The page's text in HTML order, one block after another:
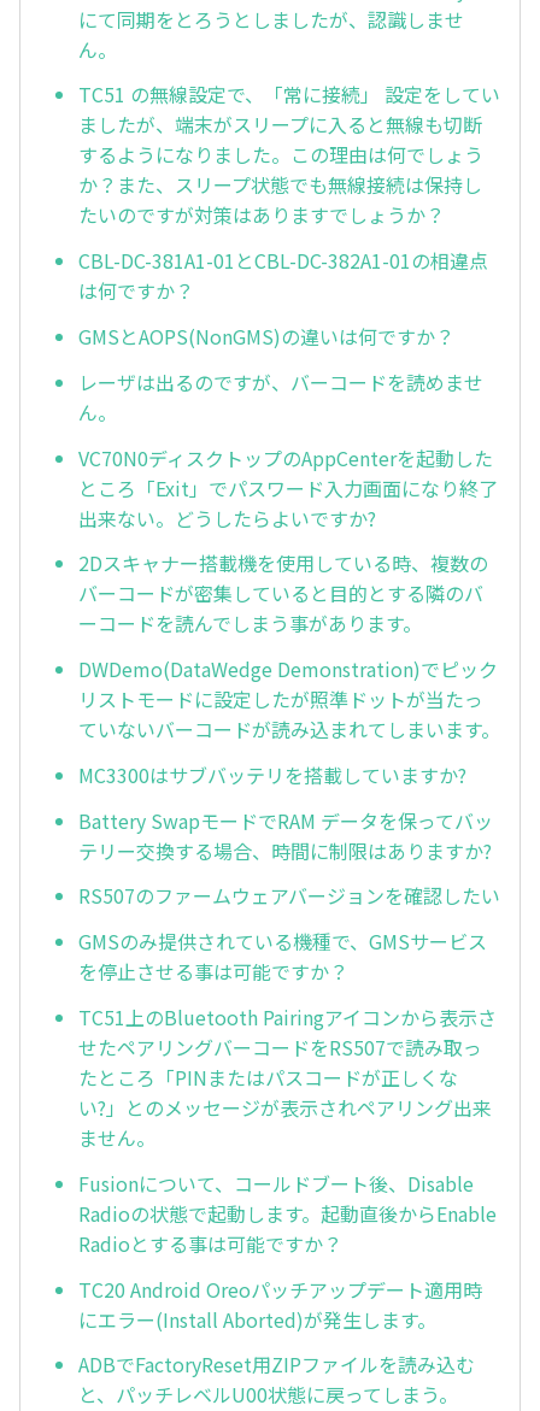
にて同期をとろうとしましたが、認識しませ
ん。
TC51 の無線設定で、「常に接続」 設定をしてい
ましたが、端末がスリープに入ると無線も切断
するようになりました。この理由は何でしょう
か？また、スリープ状態でも無線接続は保持し
たいのですが対策はありますでしょうか？
CBL-DC-381A1-01とCBL-DC-382A1-01の相違点
は何ですか？
GMSとAOPS(NonGMS)の違いは何ですか？
レーザは出るのですが、バーコードを読めませ
ん。
VC70N0ディスクトップのAppCenterを起動した
ところ「Exit」でパスワード入力画面になり終了
出来ない。どうしたらよいですか?
2Dスキャナー搭載機を使用している時、複数の
バーコードが密集していると目的とする隣のバ
ーコードを読んでしまう事があります。
DWDemo(DataWedge Demonstration)でピック
リストモードに設定したが照準ドットが当たっ
ていないバーコードが読み込まれてしまいます。
MC3300はサブバッテリを搭載していますか?
Battery SwapモードでRAM データを保ってバッ
テリー交換する場合、時間に制限はありますか?
RS507のファームウェアバージョンを確認したい
GMSのみ提供されている機種で、GMSサービス
を停止させる事は可能ですか？
TC51上のBluetooth Pairingアイコンから表示さ
せたペアリングバーコードをRS507で読み取っ
たところ「PINまたはパスコードが正しくな
い?」とのメッセージが表示されペアリング出来
ません。
Fusionについて、コールドブート後、Disable
Radioの状態で起動します。起動直後からEnable
Radioとする事は可能ですか？
TC20 Android Oreoパッチアップデート適用時
にエラー(Install Aborted)が発生します。
ADBでFactoryReset用ZIPファイルを読み込む
と、パッチレベルU00状態に戻ってしまう。